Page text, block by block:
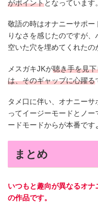
がポイントとなっています。
敬語の時はオナニーサポー
りなさを感じたのですが
空いた穴を埋めてくれたの
メスガキJKが聴き手を見
は、そのギャップに心躍る
タメ口に伴い、オナニー
ってイージーモードとノ
ードモードからが本番です
まとめ
いつもと趣向が異なるオ
の作品です。